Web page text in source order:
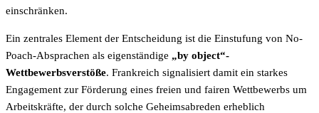
einschränken.
Ein zentrales Element der Entscheidung ist die Einstufung von No-
Poach-Absprachen als eigenständige „by object“-
Wettbewerbsverstöße. Frankreich signalisiert damit ein starkes
Engagement zur Förderung eines freien und fairen Wettbewerbs um
Arbeitskräfte, der durch solche Geheimsabreden erheblich